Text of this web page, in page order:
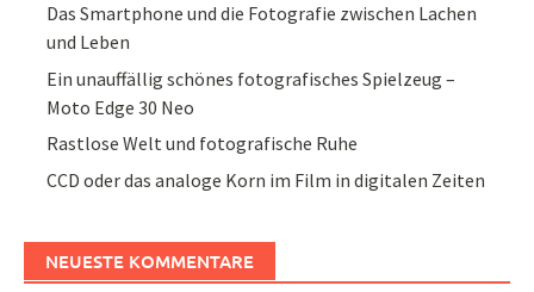
Das Smartphone und die Fotografie zwischen Lachen
und Leben
Ein unauffällig schönes fotografisches Spielzeug –
Moto Edge 30 Neo
Rastlose Welt und fotografische Ruhe
CCD oder das analoge Korn im Film in digitalen Zeiten
NEUESTE KOMMENTARE